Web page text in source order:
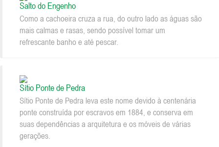
Salto do Engenho
Como a cachoeira cruza a rua, do outro lado as águas são
mais calmas e rasas, sendo possível tomar um
refrescante banho e até pescar.
Sítio Ponte de Pedra
Sítio Ponte de Pedra leva este nome devido à centenária
ponte construída por escravos em 1884, e conserva em
suas dependências a arquitetura e os móveis de várias
gerações.